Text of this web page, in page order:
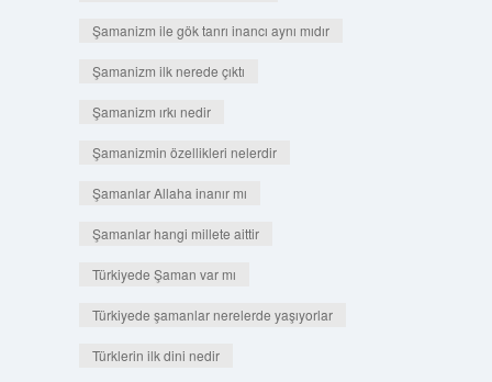
Şamanizm ile gök tanrı inancı aynı mıdır
Şamanizm ilk nerede çıktı
Şamanizm ırkı nedir
Şamanizmin özellikleri nelerdir
Şamanlar Allaha inanır mı
Şamanlar hangi millete aittir
Türkiyede Şaman var mı
Türkiyede şamanlar nerelerde yaşıyorlar
Türklerin ilk dini nedir